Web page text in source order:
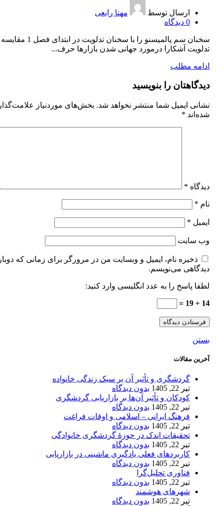
ارسال توسط
مهتا رابعی
0 دیدگاه
سخنان سم پالمیسنو را با سخنان تدلویت
تدلویت آشكارا درمورد جهانی ‌شدن بازارها حرف...
ادامه مطلب
دیدگاهتان را بنویسید
نشانی ایمیل شما منتشر نخواهد شد. بخش‌های موردنیاز
شده‌اند *
دیدگاه *
نام *
ایمیل *
وب‌ سایت
ذخیره نام، ایمیل و وبسایت من در مرورگر برای زمانی که
دیدگاهی می‌نویسم.
لطفا پاسخ را به عدد انگلیسی وارد کنید:
14 + 19 =
بستن
آخرین مقالات
گردشگری و تأثیر آن بر سبک زندگی خانواده
تیر 22, 1405
بدون دیدگاه
کودکان و تأثیر آن‌ها بر بازاریابی گردشگری
تیر 22, 1405
بدون دیدگاه
فرهنگ ایرانی – اسلامی و اوقات فراغت
تیر 22, 1405
بدون دیدگاه
تحقیقات اندک در حوزۀ گردشگری خانوادگی
تیر 22, 1405
بدون دیدگاه
کاربردهای فعلی یادگیری ماشینی در بازاریابی
تیر 22, 1405
بدون دیدگاه
فناوری تحلیل‌گرا
تیر 22, 1405
بدون دیدگاه
شهرهای هوشمند
تیر 22, 1405
بدون دیدگاه